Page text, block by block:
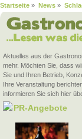
Startseite » News »
Aktuelles aus der
mehr. Möchten Sie, dass
Sie und Ihren Betrieb,
Ihre Veranstaltung
informieren Sie sich hier
PR-Angebote